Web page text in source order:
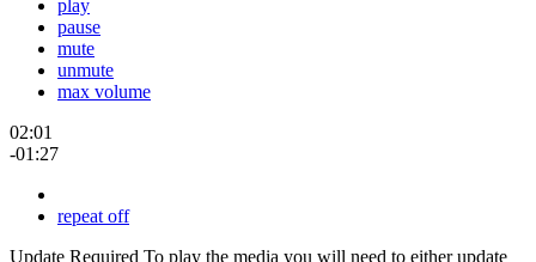
play
pause
mute
unmute
max volume
02:01
-01:27
repeat off
Update Required To play the media you will need to either update